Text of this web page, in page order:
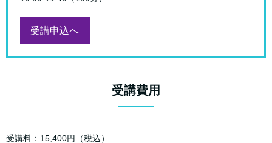
受講申込へ
受講費用
受講料：15,400円（税込）